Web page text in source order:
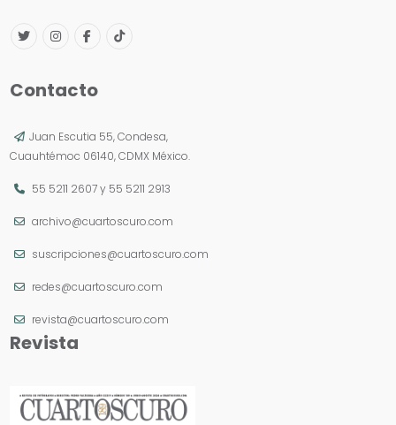
Contacto
Juan Escutia 55, Condesa,
Cuauhtémoc 06140, CDMX México.
55 5211 2607y 55 5211 2913
archivo@cuartoscuro.com
suscripciones@cuartoscuro.com
redes@cuartoscuro.com
revista@cuartoscuro.com
Revista